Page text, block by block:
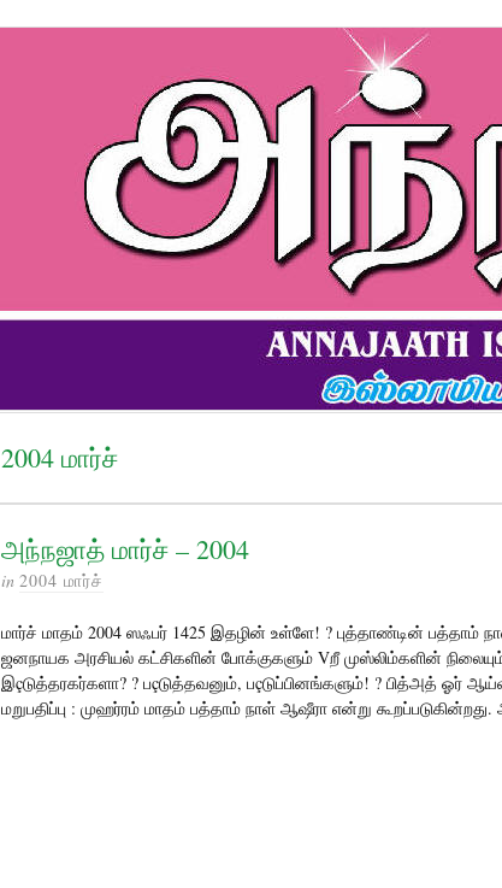
2004 மார்ச்
அந்நஜாத் மார்ச் – 2004
in 2004 மார்ச்
மார்ச் மாதம் 2004 ஸஃபர் 1425 இதழின் உள்ளே! ? புத்தாண்டின்
ஜனநாயக அரசியல் கட்சிகளின் போக்குகளும் Vறீ முஸ்லிம்களின்
இçடுத்தரகர்களா? ? பçடுத்தவனும், பçடுப்பினங்களும்! ? பித்அத் ஓர்
மறுபதிப்பு : முஹர்ரம் மாதம் பத்தாம் நாள் ஆஷீரா என்று